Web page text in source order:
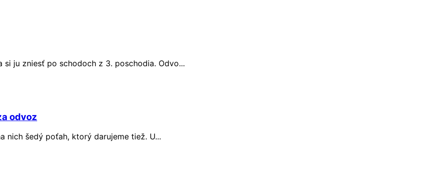
ju zniesť po schodoch z 3. poschodia. Odvo...
odvoz
nich šedý poťah, ktorý darujeme tiež. U...